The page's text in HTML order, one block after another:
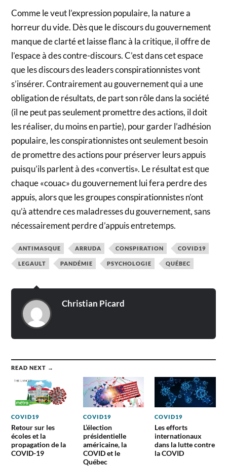
Comme le veut l’expression populaire, la nature a
horreur du vide. Dès que le discours du gouvernement
manque de clarté et laisse flanc à la critique, il offre de
l’espace à des contre-discours. C’est dans cet espace
que les discours des leaders conspirationnistes vont
s’insérer. Contrairement au gouvernement qui a une
obligation de résultats, de part son rôle dans la société
(il ne peut pas seulement promettre des actions, il doit
les réaliser, du moins en partie), pour garder l’adhésion
populaire, les conspirationnistes ont seulement besoin
de promettre des actions pour préserver leurs appuis
puisqu’ils parlent à des «convertis». Le résultat est que
chaque «couac» du gouvernement lui fera perdre des
appuis, alors que les groupes conspirationnistes n’ont
qu’à attendre ces maladresses du gouvernement, sans
nécessairement perdre d’appuis entretemps.
ANTIMASQUE ARRUDA CONSPIRATION COVID19
LEGAULT PANDÉMIE PSYCHOLOGIE QUÉBEC
Christian Picard
READ NEXT →
COVID19
Retour sur les
écoles et la
propagation de la
COVID-19
COVID19
L’élection
présidentielle
américaine, la
COVID et le
Québec
COVID19
Les efforts
internationaux
dans la lutte contre
la COVID